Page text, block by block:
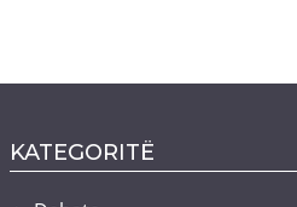
KATEGORITË